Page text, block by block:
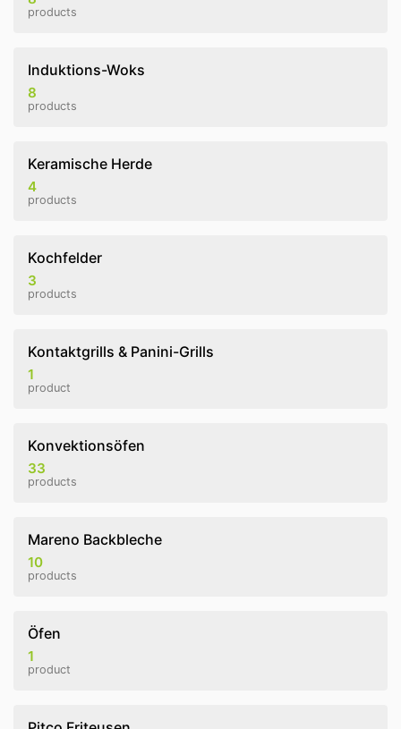
products
Induktions-Woks
8
products
Keramische Herde
4
products
Kochfelder
3
products
Kontaktgrills & Panini-Grills
1
product
Konvektionsöfen
33
products
Mareno Backbleche
10
products
Öfen
1
product